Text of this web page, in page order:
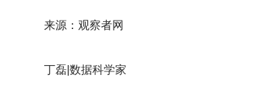
来源：观察者网
丁磊|数据科学家